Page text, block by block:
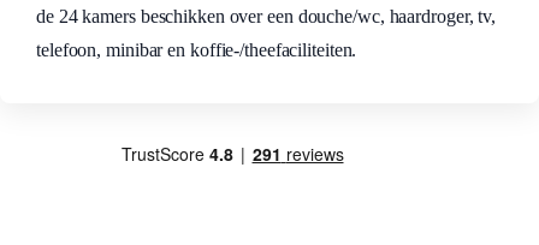
de 24 kamers beschikken over een douche/wc, haardroger, tv,
telefoon, minibar en koffie-/theefaciliteiten.